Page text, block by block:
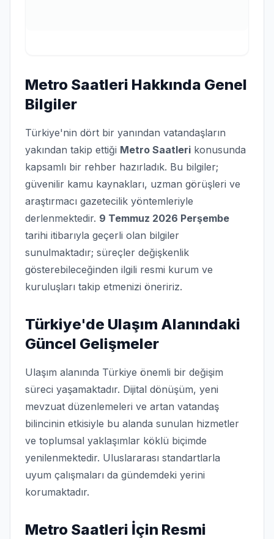
Metro Saatleri Hakkında Genel
Bilgiler
Türkiye'nin dört bir yanından vatandaşların
yakından takip ettiği Metro Saatleri konusunda
kapsamlı bir rehber hazırladık. Bu bilgiler;
güvenilir kamu kaynakları, uzman görüşleri ve
araştırmacı gazetecilik yöntemleriyle
derlenmektedir. 9 Temmuz 2026 Perşembe
tarihi itibarıyla geçerli olan bilgiler
sunulmaktadır; süreçler değişkenlik
gösterebileceğinden ilgili resmi kurum ve
kuruluşları takip etmenizi öneririz.
Türkiye'de Ulaşım Alanındaki
Güncel Gelişmeler
Ulaşım alanında Türkiye önemli bir değişim
süreci yaşamaktadır. Dijital dönüşüm, yeni
mevzuat düzenlemeleri ve artan vatandaş
bilincinin etkisiyle bu alanda sunulan hizmetler
ve toplumsal yaklaşımlar köklü biçimde
yenilenmektedir. Uluslararası standartlarla
uyum çalışmaları da gündemdeki yerini
korumaktadır.
Metro Saatleri İçin Resmi